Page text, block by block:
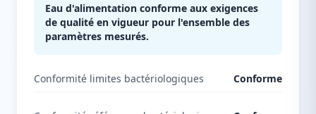
Eau d'alimentation conforme aux exigences
de qualité en vigueur pour l'ensemble des
paramètres mesurés.
Conformité limites bactériologiques Conforme